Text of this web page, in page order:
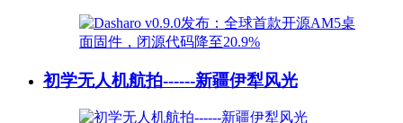
初学无人机航拍------新疆伊犁风光